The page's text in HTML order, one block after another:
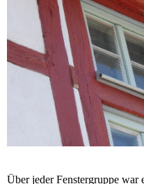
Über jeder Fenstergruppe war